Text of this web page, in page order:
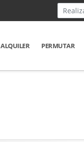
ALQUILER PERMUTAR